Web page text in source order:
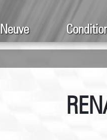
Neuve